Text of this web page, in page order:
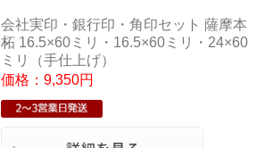
会社実印・銀行印・角印セット 薩摩本
柘 16.5×60ミリ・16.5×60ミリ・24×60
ミリ（手仕上げ）
価格：9,350円